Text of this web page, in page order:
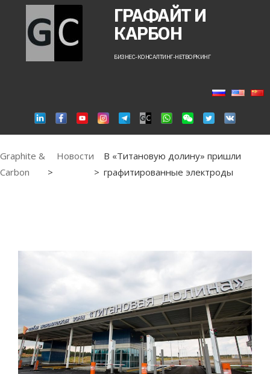
ГРАФАЙТ И
КАРБОН
БИЗНЕС-КОНСАЛТИНГ-НЕТВОРКИНГ
Graphite &
Carbon
>
Новости
>
В «Титановую долину» пришли
графитированные электроды